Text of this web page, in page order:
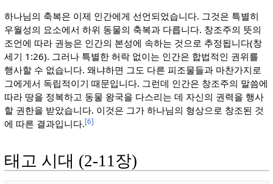
하나님의 축복은 이제 인간에게 선언되었습니다. 그것은 특별히
우월성의 요소에서 하위 동물의 축복과 다릅니다. 창조주의 뜻의
조언에 따라 권능은 인간의 본성에 속하는 것으로 추정됩니다(창
세기 1:26). 그러나 특별한 허락 없이는 인간은 합법적인 권위를
행사할 수 없습니다. 왜냐하면 그도 다른 피조물들과 마찬가지로
그에게서 독립적이기 때문입니다. 그런데 인간은 창조주의 말씀에
따라 땅을 정복하고 동물 왕국을 다스리는 데 자신의 권력을 행사
할 권한을 받았습니다. 이것은 그가 하나님의 형상으로 창조된 것
에 따른 결과입니다.[6]
태고 시대 (2-11장)